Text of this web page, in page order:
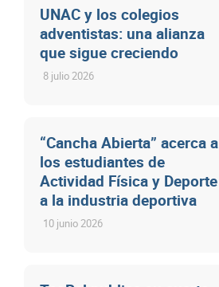
UNAC y los colegios
adventistas: una alianza
que sigue creciendo
8 julio 2026
“Cancha Abierta” acerca a
los estudiantes de
Actividad Física y Deporte
a la industria deportiva
10 junio 2026